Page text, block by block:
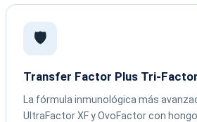
🛡️
Transfer Factor Plus Tri-Factor
La fórmula inmunológica más
UltraFactor XF y OvoFactor con